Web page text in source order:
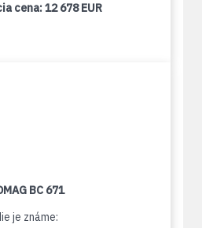
cena:12 678 EUR
BC 671
je známe: